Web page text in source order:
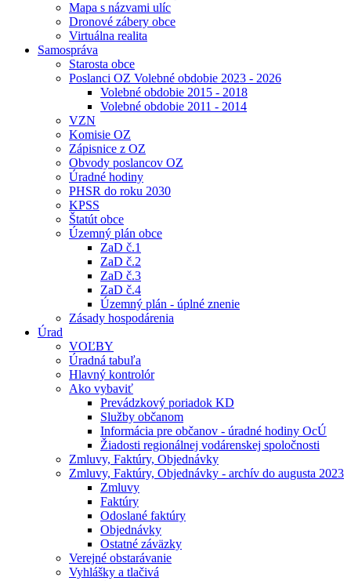
Mapa s názvami ulíc
Dronové zábery obce
Virtuálna realita
Samospráva
Starosta obce
Poslanci OZ Volebné obdobie 2023 - 2026
Volebné obdobie 2015 - 2018
Volebné obdobie 2011 - 2014
VZN
Komisie OZ
Zápisnice z OZ
Obvody poslancov OZ
Úradné hodiny
PHSR do roku 2030
KPSS
Štatút obce
Územný plán obce
ZaD č.1
ZaD č.2
ZaD č.3
ZaD č.4
Územný plán - úplné znenie
Zásady hospodárenia
Úrad
VOĽBY
Úradná tabuľa
Hlavný kontrolór
Ako vybaviť
Prevádzkový poriadok KD
Služby občanom
Informácia pre občanov - úradné hodiny OcÚ
Žiadosti regionálnej vodárenskej spoločnosti
Zmluvy, Faktúry, Objednávky
Zmluvy, Faktúry, Objednávky - archív do augusta 2023
Zmluvy
Faktúry
Odoslané faktúry
Objednávky
Ostatné záväzky
Verejné obstarávanie
Vyhlášky a tlačivá